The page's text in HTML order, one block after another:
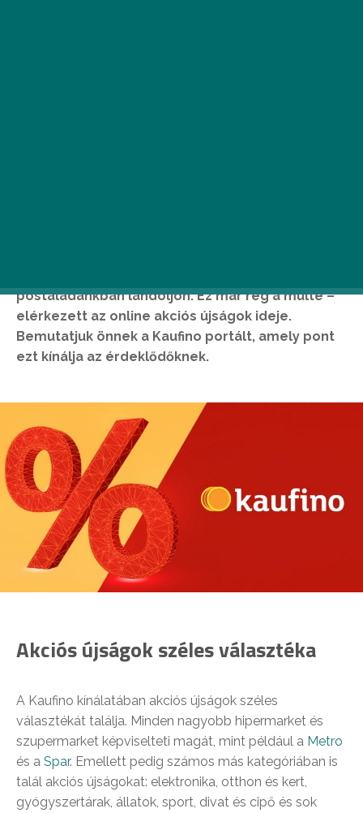
postaládánkban landoljon. Ez már rég a múlté –
elérkezett az online akciós újságok ideje.
Bemutatjuk önnek a Kaufino portált, amely pont
ezt kínálja az érdeklődőknek.
Akciós újságok széles választéka
A Kaufino kínálatában akciós újságok széles
választékát találja. Minden nagyobb hipermarket és
szupermarket képviselteti magát, mint például a Metro
és a Spar. Emellett pedig számos más kategóriában is
talál akciós újságokat: elektronika, otthon és kert,
gyógyszertárak, állatok, sport, divat és cipő és sok